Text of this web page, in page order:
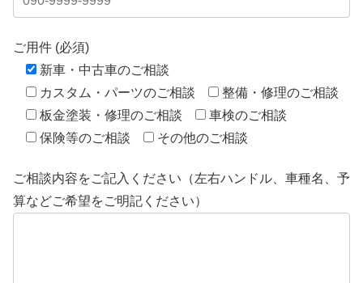
ご用件 (必須)
新車・中古車のご相談
カスタム・パーツのご相談
整備・修理のご相談
板金塗装・修理のご相談
車検のご相談
保険等のご相談
その他のご相談
ご相談内容をご記入ください（左右ハンドル、車種名、予
算などご希望をご明記ください）